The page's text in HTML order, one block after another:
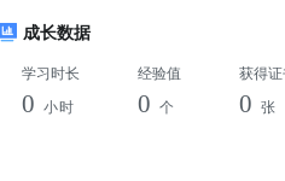
成长数据
学习时长
0 小时
经验值
0 个
获得
0 张